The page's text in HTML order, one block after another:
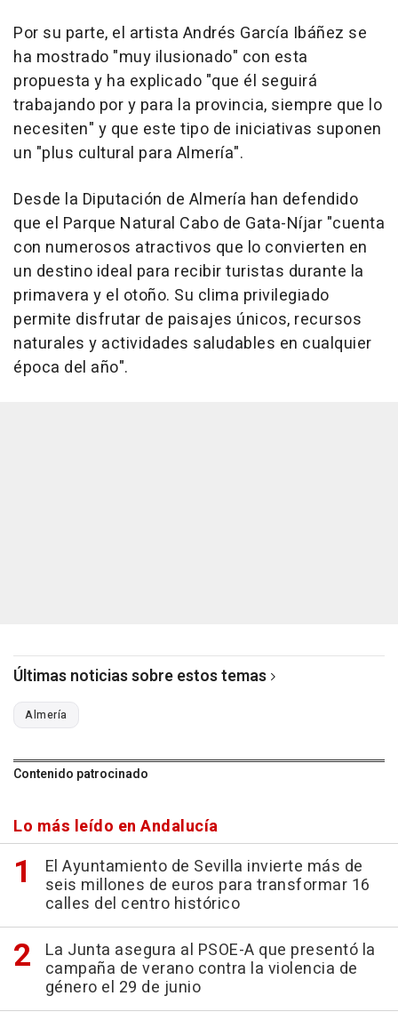
Por su parte, el artista Andrés García Ibáñez se
ha mostrado "muy ilusionado" con esta
propuesta y ha explicado "que él seguirá
trabajando por y para la provincia, siempre que lo
necesiten" y que este tipo de iniciativas suponen
un "plus cultural para Almería".
Desde la Diputación de Almería han defendido
que el Parque Natural Cabo de Gata-Níjar "cuenta
con numerosos atractivos que lo convierten en
un destino ideal para recibir turistas durante la
primavera y el otoño. Su clima privilegiado
permite disfrutar de paisajes únicos, recursos
naturales y actividades saludables en cualquier
época del año".
Últimas noticias sobre estos temas
Almería
Contenido patrocinado
Lo más leído en Andalucía
El Ayuntamiento de Sevilla invierte más de
seis millones de euros para transformar 16
calles del centro histórico
La Junta asegura al PSOE-A que presentó la
campaña de verano contra la violencia de
género el 29 de junio